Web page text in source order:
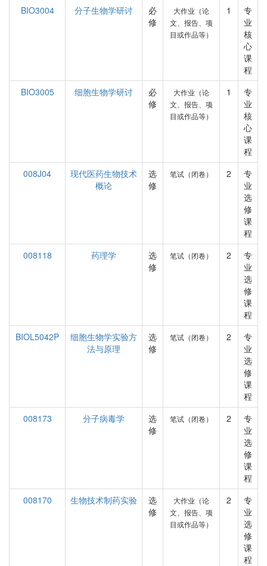
BIO3004
分子生物学研讨
必
修
大作业（论
文、报告、项
目或作品等）
1
专
业
核
心
课
程
BIO3005
细胞生物学研讨
必
修
大作业（论
文、报告、项
目或作品等）
1
专
业
核
心
课
程
008J04
现代医药生物技术
概论
选
修
笔试（闭卷） 2
专
业
选
修
课
程
008118
药理学
选
修
笔试（闭卷） 2
专
业
选
修
课
程
BIOL5042P
细胞生物学实验方
法与原理
选
修
笔试（闭卷） 2
专
业
选
修
课
程
008173
分子病毒学
选
修
笔试（闭卷） 2
专
业
选
修
课
程
008170
生物技术制药实验
选
修
大作业（论
文、报告、项
目或作品等）
2
专
业
选
修
课
程